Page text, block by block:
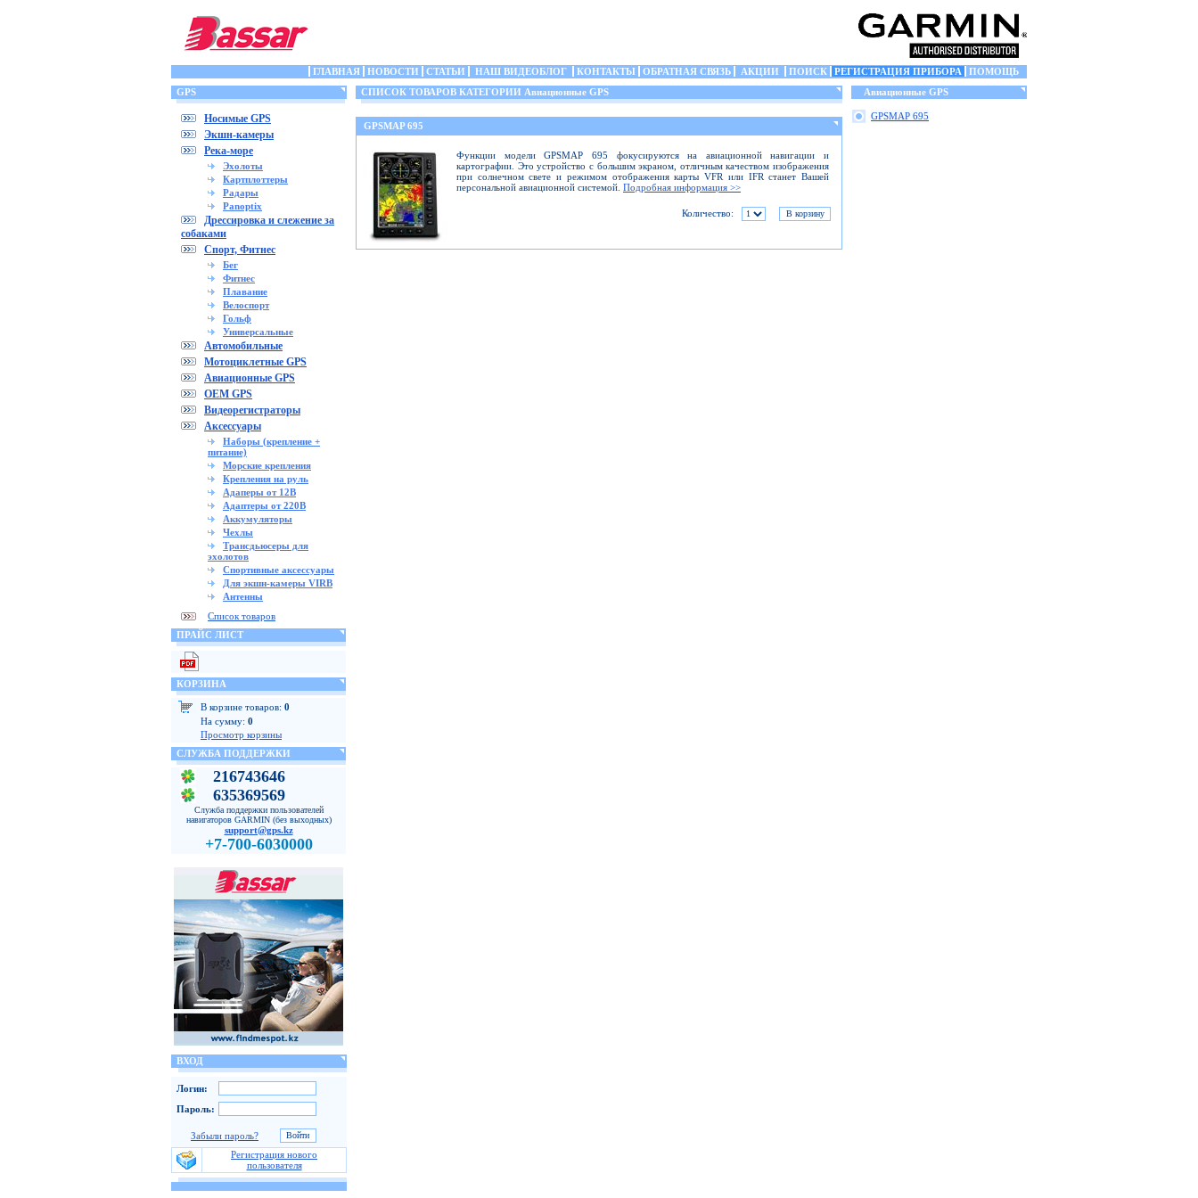
ГЛАВНАЯ НОВОСТИ СТАТЬИ НАШ ВИДЕОБЛОГ КОНТАКТЫ ОБРАТНАЯ СВЯЗЬ АКЦИИ ПОИСК РЕГИСТРАЦИЯ ПРИБОРА
ПОМОЩЬ
GPS
Носимые GPS
Экшн-камеры
Река-море
Эхолоты
Картплоттеры
Радары
Panoptix
Дрессировка и слежение за
собаками
Спорт, Фитнес
Бег
Фитнес
Плавание
Велоспорт
Гольф
Универсальные
Автомобильные
Мотоциклетные GPS
Авиационные GPS
OEM GPS
Видеорегистраторы
Аксессуары
Наборы (крепление +
питание)
Морские крепления
Крепления на руль
Адаперы от 12В
Адаптеры от 220В
Аккумуляторы
Чехлы
Трансдьюсеры для
эхолотов
Спортивные аксессуары
Для экшн-камеры VIRB
Антенны
Список товаров
ПРАЙС ЛИСТ
КОРЗИНА
В корзине товаров: 0
На сумму: 0
Просмотр корзины
СЛУЖБА ПОДДЕРЖКИ
216743646
635369569
Служба поддержки пользователей
навигаторов GARMIN (без выходных)
support@gps.kz
+7-700-6030000
ВХОД
Логин:
Пароль:
Забыли пароль?
Регистрация нового
пользователя
СПИСОК ТОВАРОВ КАТЕГОРИИ Авиационные GPS
GPSMAP 695
Функции модели GPSMAP 695 фокусируются на авиационной навигации и
картографии. Это устройство с большим экраном, отличным качеством изображения
при солнечном свете и режимом отображения карты VFR или IFR станет Вашей
персональной авиационной системой. Подробная информация >>
Количество:
Авиационные GPS
GPSMAP 695